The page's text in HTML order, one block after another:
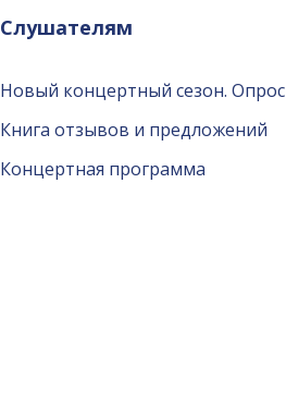
Слушателям
Новый концертный сезон. Опрос
Книга отзывов и предложений
Концертная программа